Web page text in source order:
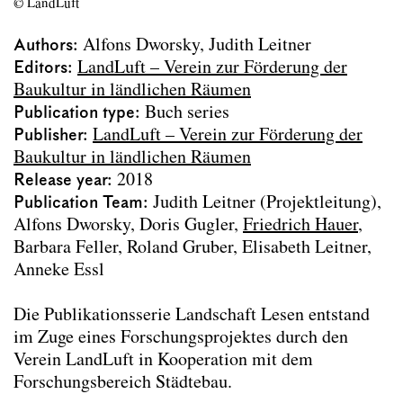
© LandLuft
Authors Alfons Dworsky Judith Leitner
Editors LandLuft – Verein zur Förderung der
Baukultur in ländlichen Räumen
Publication type Buch series
Publisher LandLuft – Verein zur Förderung der
Baukultur in ländlichen Räumen
Release year 2018
Publication Team Judith Leitner (Projektleitung),
Alfons Dworsky, Doris Gugler Friedrich Hauer
Barbara Feller, Roland Gruber, Elisabeth Leitner,
Anneke Essl
Die Publikationsserie Landschaft Lesen entstand
im Zuge eines Forschungsprojektes durch den
Verein LandLuft in Kooperation mit dem
Forschungsbereich Städtebau.
Über die „Schönheit“ der Stadt
Vages Terrain
Archdiploma 2023
Living 2060
Stadtparterre
Wasser Stadt Wien
Urban Design Lab Handbook
Landschaft Lesen
SEHSI Summer Workshops
Die Versorgung Wiens 1829–1913
Camillo Sitte Gesamtausgabe
Course publications
Project Archive